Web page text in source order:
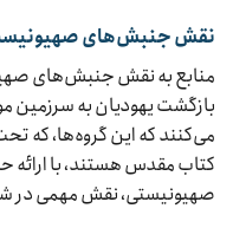
نقش جنبش‌های
منابع به نقش جنبش‌های
بازگشت یهودیان به سرزمین
می‌کنند که این گروه‌ها، که
کتاب مقدس هستند، با ارائه
صهیونیستی، نقش مهمی در